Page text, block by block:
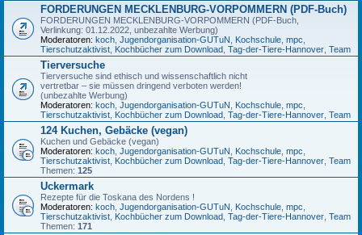
FORDERUNGEN MECKLENBURG-VORPOMMERN (PDF-Buch)
FORDERUNGEN MECKLENBURG-VORPOMMERN (PDF-Buch,
Verlinkung: 01.12.2022, unbezahlte Werbung)
Moderatoren: koch, Jugendorganisation-GUTuN, Kochschule, mpc,
Tierschutzaktivist, Kochbücher zum Download, Tag-der-Tiere-Hannover, Team
Tierversuche
Tierversuche sind ethisch und wissenschaftlich nicht
vertretbar – sie müssen dringend verboten werden!
(unbezahlte Werbung)
Moderatoren: koch, Jugendorganisation-GUTuN, Kochschule, mpc,
Tierschutzaktivist, Kochbücher zum Download, Tag-der-Tiere-Hannover, Team
124 Kuchen, Gebäcke (vegan)
Kuchen und Gebäcke (vegan)
Moderatoren: koch, Jugendorganisation-GUTuN, Kochschule, mpc,
Tierschutzaktivist, Kochbücher zum Download, Tag-der-Tiere-Hannover, Team
Themen: 125
Uckermark
Rezepte für die Toskana des Nordens !
Moderatoren: koch, Jugendorganisation-GUTuN, Kochschule, mpc,
Tierschutzaktivist, Kochbücher zum Download, Tag-der-Tiere-Hannover, Team
Themen: 171